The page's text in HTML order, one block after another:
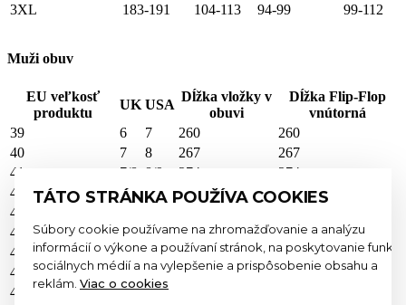
3XL
183-191 104-113 94-99 99-112
Muži obuv
EU veľkosť
produktu
UK USA
Dĺžka vložky v
obuvi
Dĺžka Flip-Flop
vnútorná
39
6 7 260
260
40
7 8 267
267
41
7/8 8/9 274
274
42
8 9 280
280
43
44
10 11 294
294
45
11 12 300
300
46
12 13 307
307
47
13 14
TÁTO STRÁNKA POUŽÍVA COOKIES
Súbory cookie používame na zhromažďovanie a analýzu
informácií o výkone a používaní stránok, na poskytovanie funkcií
sociálnych médií a na vylepšenie a prispôsobenie obsahu a
reklám. Viac o cookies